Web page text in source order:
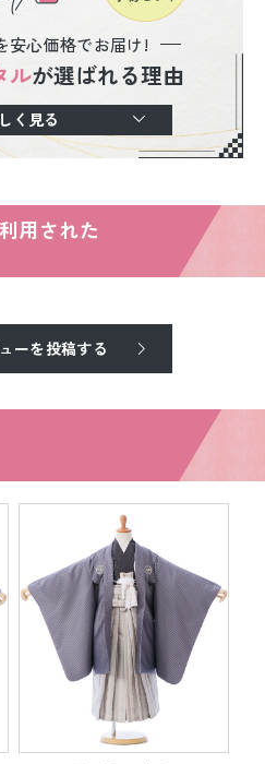
安心価格でお届け!
ルが選ばれる理由
く見る
用された
ーを投稿する